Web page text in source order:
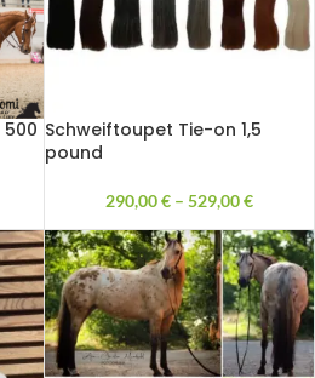
Schweiftoupet Tie-on 1,5
pound
290,00€– 529,00€